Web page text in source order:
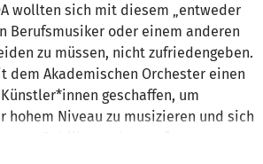
wollten sich mit diesem „entweder
Berufsmusiker oder einem anderen
zu müssen, nicht zufriedengeben.
dem Akademischen Orchester einen
geschaffen, um
hohem Niveau zu musizieren und sich
zu widmen. Ein solches Orchester,